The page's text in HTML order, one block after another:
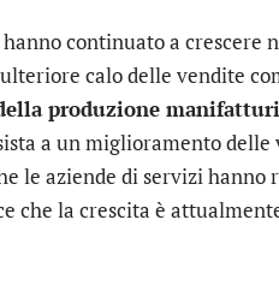
continuato a crescere
calo delle vendite
produzione
a un miglioramento
le aziende di servizi hanno
che la crescita è